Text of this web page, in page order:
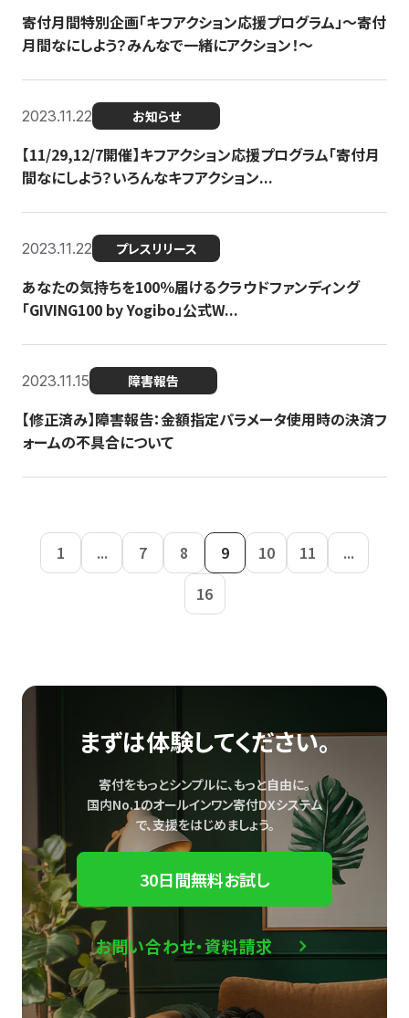
寄付月間特別企画「キフアクション応援プログラム」〜寄付
月間なにしよう？みんなで一緒にアクション！〜
2023.11.22 お知らせ
【11/29,12/7開催】キフアクション応援プログラム「寄付月
間なにしよう？いろんなキフアクション...
2023.11.22 プレスリリース
あなたの気持ちを100％届けるクラウドファンディング
「GIVING100 by Yogibo」公式W...
2023.11.15 障害報告
【修正済み】障害報告：金額指定パラメータ使用時の決済フ
ォームの不具合について
1 ... 7 8 9 10 11
...
16
まずは体験してください。
寄付をもっとシンプルに、もっと自由に。
国内No.1のオールインワン寄付DXシステム
で、支援をはじめましょう。
30日間無料お試し
お問い合わせ・資料請求